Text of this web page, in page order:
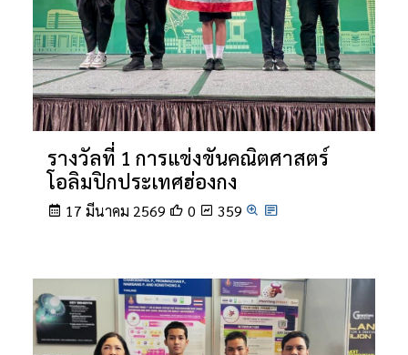
รางวัลที่ 1 การแข่งขันคณิตศาสตร์
โอลิมปิกประเทศฮ่องกง
17 มีนาคม 2569 0 359